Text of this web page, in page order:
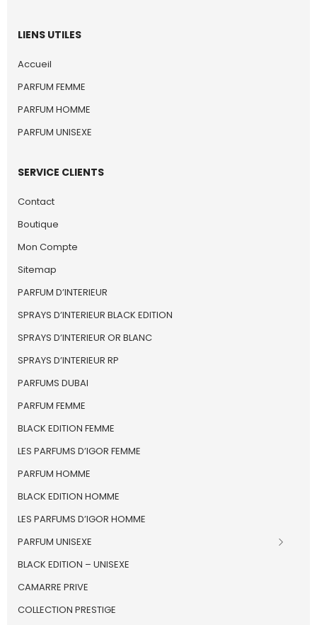
LIENS UTILES
Accueil
PARFUM FEMME
PARFUM HOMME
PARFUM UNISEXE
SERVICE CLIENTS
Contact
Boutique
Mon Compte
Sitemap
PARFUM D’INTERIEUR
SPRAYS D’INTERIEUR BLACK EDITION
SPRAYS D’INTERIEUR OR BLANC
SPRAYS D’INTERIEUR RP
PARFUMS DUBAI
PARFUM FEMME
BLACK EDITION FEMME
LES PARFUMS D’IGOR FEMME
PARFUM HOMME
BLACK EDITION HOMME
LES PARFUMS D’IGOR HOMME
PARFUM UNISEXE
BLACK EDITION – UNISEXE
CAMARRE PRIVE
COLLECTION PRESTIGE